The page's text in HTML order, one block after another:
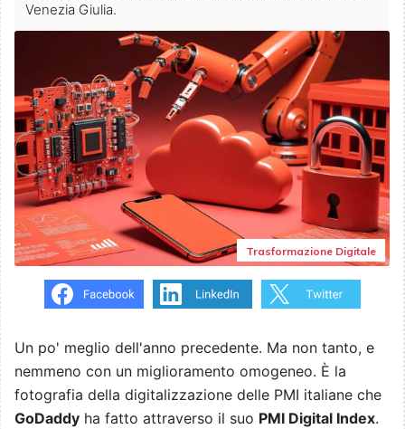
Venezia Giulia.
Trasformazione Digitale
Un po' meglio dell'anno precedente. Ma non tanto, e
nemmeno con un miglioramento omogeneo. È la
fotografia della digitalizzazione delle PMI italiane che
GoDaddy ha fatto attraverso il suo PMI Digital Index.